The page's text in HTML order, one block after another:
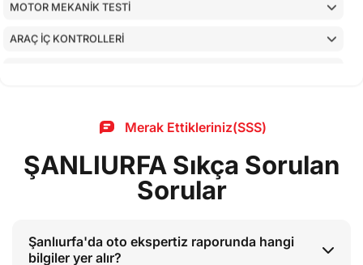
MOTOR MEKANİK TESTİ
ARAÇ İÇ KONTROLLERİ
Merak Ettikleriniz(SSS)
ŞANLIURFA Sıkça Sorulan
Sorular
Şanlıurfa'da oto ekspertiz raporunda hangi
bilgiler yer alır?